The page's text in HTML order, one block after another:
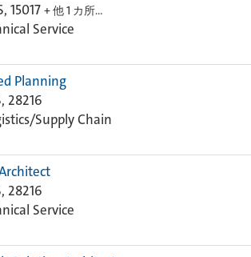
15017 + 他 1 カ所…
Service
Planning
28216
Supply Chain
28216
Service